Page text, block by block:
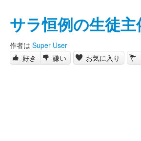
サラ恒例の生徒
作者は Super User
好き
嫌い お気に入り